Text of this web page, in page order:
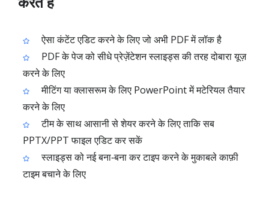
ऐसा कंटेंट एडिट करने के लिए जो अभी PDF में लॉक है
PDF के पेज को सीधे प्रेज़ेंटेशन स्लाइड्स की तरह दोबारा यूज़
करने के लिए
मीटिंग या क्लासरूम के लिए PowerPoint में मटेरियल तैयार
करने के लिए
टीम के साथ आसानी से शेयर करने के लिए ताकि सब
PPTX/PPT फाइल एडिट कर सकें
स्लाइड्स को नई बना‑बना कर टाइप करने के मुकाबले काफ़ी
टाइम बचाने के लिए